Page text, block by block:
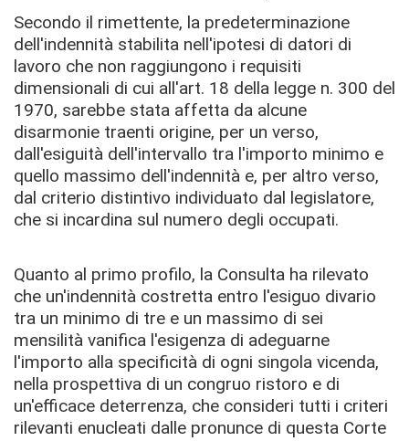
Secondo il rimettente, la predeterminazione
dell'indennità stabilita nell'ipotesi di datori di
lavoro che non raggiungono i requisiti
dimensionali di cui all'art. 18 della legge n. 300 del
1970, sarebbe stata affetta da alcune
disarmonie traenti origine, per un verso,
dall'esiguità dell'intervallo tra l'importo minimo e
quello massimo dell'indennità e, per altro verso,
dal criterio distintivo individuato dal legislatore,
che si incardina sul numero degli occupati.
Quanto al primo profilo, la Consulta ha rilevato
che un'indennità costretta entro l'esiguo divario
tra un minimo di tre e un massimo di sei
mensilità vanifica l'esigenza di adeguarne
l'importo alla specificità di ogni singola vicenda,
nella prospettiva di un congruo ristoro e di
un'efficace deterrenza, che consideri tutti i criteri
rilevanti enucleati dalle pronunce di questa Corte